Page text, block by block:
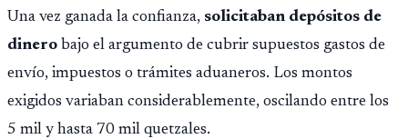
Una vez ganada la confianza, solicitaban depósitos de
dinero bajo el argumento de cubrir supuestos gastos de
envío, impuestos o trámites aduaneros. Los montos
exigidos variaban considerablemente, oscilando entre los
5 mil y hasta 70 mil quetzales.